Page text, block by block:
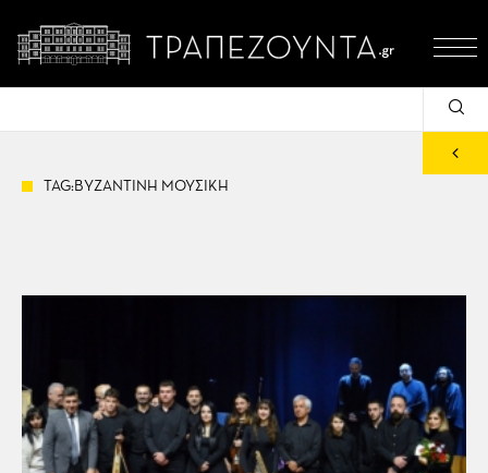
TAG:ΒΥΖΑΝΤΙΝΗ ΜΟΥΣΙΚΗ